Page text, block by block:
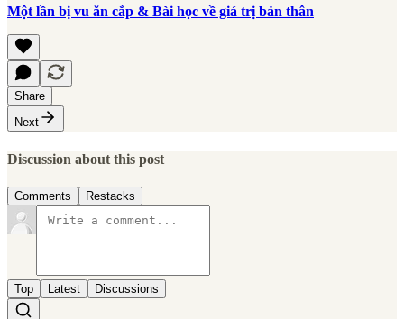
Một lần bị vu ăn cắp & Bài học về giá trị bản thân
Share
Next
Discussion about this post
Comments Restacks
Top Latest Discussions